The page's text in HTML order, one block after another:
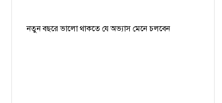
নতুন বছরে ভালো থাকতে যে অভ্যাস মেনে চলবেন